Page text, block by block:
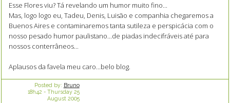
Esse Flores viu? Tá revelando um humor muito fino...
Mas, logo logo eu, Tadeu, Denis, Luisão e companhia chegaremos a
Buenos Aires e contaminaremos tanta sutileza e perspicácia com o
nosso pesado humor paulistano...de piadas indecifráveis até para
nossos conterrâneos...
Aplausos da favela meu caro...belo blog.
Posted by: Bruno
18h42 - Thursday 25
August 2005